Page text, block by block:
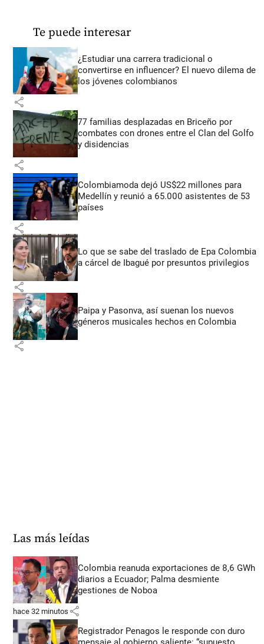
Te puede interesar
¿Estudiar una carrera tradicional o
convertirse en influencer? El nuevo dilema de
los jóvenes colombianos
share
77 familias desplazadas en Briceño por
combates con drones entre el Clan del Golfo
y disidencias
share
Colombiamoda dejó US$22 millones para
Medellín y reunió a 65.000 asistentes de 53
países
share
Lo que se sabe del traslado de Epa Colombia
a cárcel de Ibagué por presuntos privilegios
share
Paipa y Pasonva, así suenan los nuevos
géneros musicales hechos en Colombia
share
Las más leídas
Colombia reanuda exportaciones de 8,6 GWh
diarios a Ecuador; Palma desmiente
gestiones de Noboa
hace 32 minutos share
Registrador Penagos le responde con duro